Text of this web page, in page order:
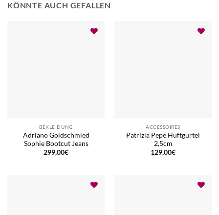
KÖNNTE AUCH GEFALLEN
BEKLEIDUNG
Adriano Goldschmied
Sophie Bootcut Jeans
299,00€
ACCESSOIRES
Patrizia Pepe Hüftgürtel
2,5cm
129,00€